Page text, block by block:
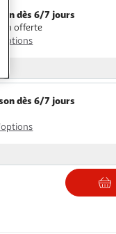
dès 6/7 jours
offerte
dès 6/7 jours